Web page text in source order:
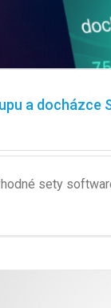
a docházce
sety